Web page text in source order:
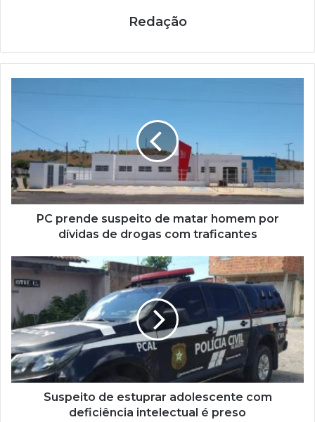
Redação
PC prende suspeito de matar homem por
dívidas de drogas com traficantes
Suspeito de estuprar adolescente com
deficiência intelectual é preso